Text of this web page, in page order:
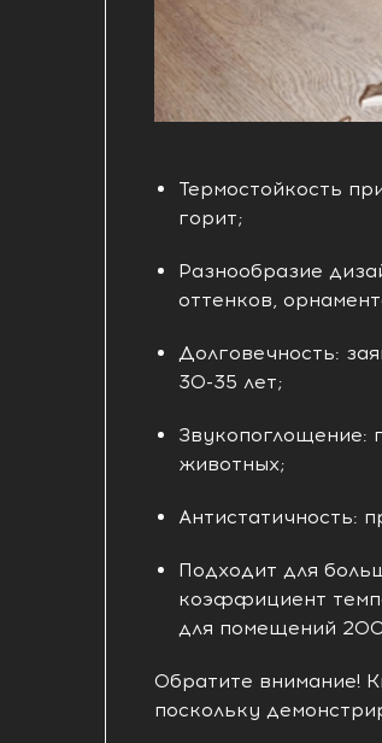
Термостойкость
горит;
Разнообразие
оттенков,
Долговечность:
30-35 лет;
Звукопоглощение:
животных;
Антистатичность:
Подходит для
коэффициент
для помещений
Обратите внимание!
поскольку